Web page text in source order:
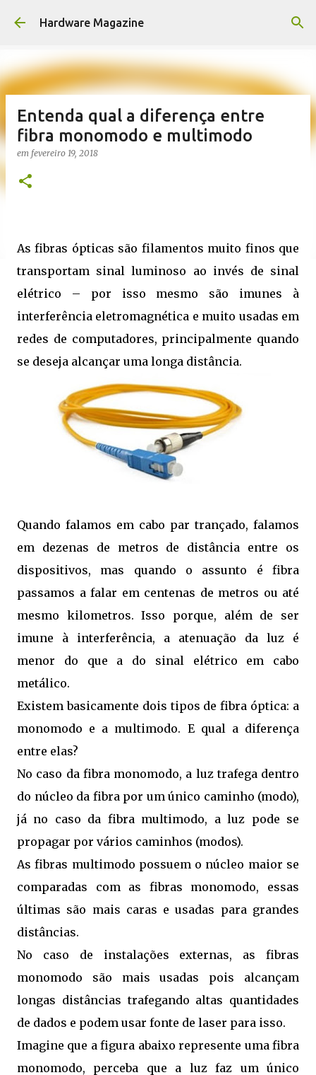
Pular para o conteúdo principal
Hardware Magazine
Entenda qual a diferença entre
fibra monomodo e multimodo
em fevereiro 19, 2018
As fibras ópticas são filamentos muito finos que
transportam sinal luminoso ao invés de sinal
elétrico – por isso mesmo são imunes à
interferência eletromagnética e muito usadas em
redes de computadores, principalmente quando
se deseja alcançar uma longa distância.
Quando falamos em cabo par trançado, falamos
em dezenas de metros de distância entre os
dispositivos, mas quando o assunto é fibra
passamos a falar em centenas de metros ou até
mesmo kilometros. Isso porque, além de ser
imune à interferência, a atenuação da luz é
menor do que a do sinal elétrico em cabo
metálico.
Existem basicamente dois tipos de fibra óptica: a
monomodo e a multimodo. E qual a diferença
entre elas?
No caso da fibra monomodo, a luz trafega dentro
do núcleo da fibra por um único caminho (modo),
já no caso da fibra multimodo, a luz pode se
propagar por vários caminhos (modos).
As fibras multimodo possuem o núcleo maior se
comparadas com as fibras monomodo, essas
últimas são mais caras e usadas para grandes
distâncias.
No caso de instalações externas, as fibras
monomodo são mais usadas pois alcançam
longas distâncias trafegando altas quantidades
de dados e podem usar fonte de laser para isso.
Imagine que a figura abaixo represente uma fibra
monomodo, perceba que a luz faz um único